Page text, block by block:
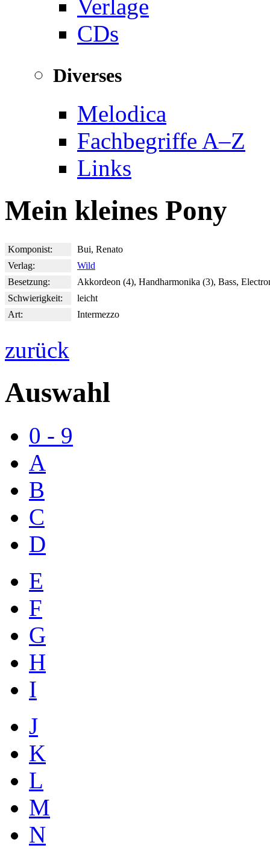
Verlage
CDs
Diverses
Melodica
Fachbegriffe A–Z
Links
Mein kleines Pony
Komponist:
Bui, Renato
Verlag:
Wild
Besetzung:
Akkordeon (4), Handharmonika (3), Bass,
Schwierigkeit:
leicht
Art:
Intermezzo
zurück
Auswahl
0 - 9
A
B
C
D
E
F
G
H
I
J
K
L
M
N